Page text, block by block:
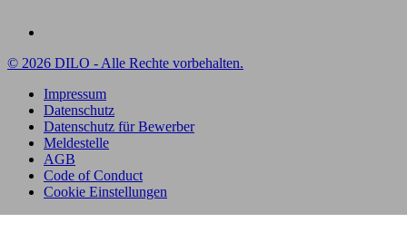
© 2026 DILO - Alle Rechte vorbehalten.
Impressum
Datenschutz
Datenschutz für Bewerber
Meldestelle
AGB
Code of Conduct
Cookie Einstellungen